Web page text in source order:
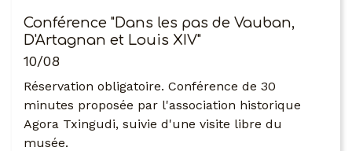
Conférence "Dans les pas de Vauban,
D'Artagnan et Louis XIV"
10/08
Réservation obligatoire. Conférence de 30
minutes proposée par l'association historique
Agora Txingudi, suivie d'une visite libre du
musée.